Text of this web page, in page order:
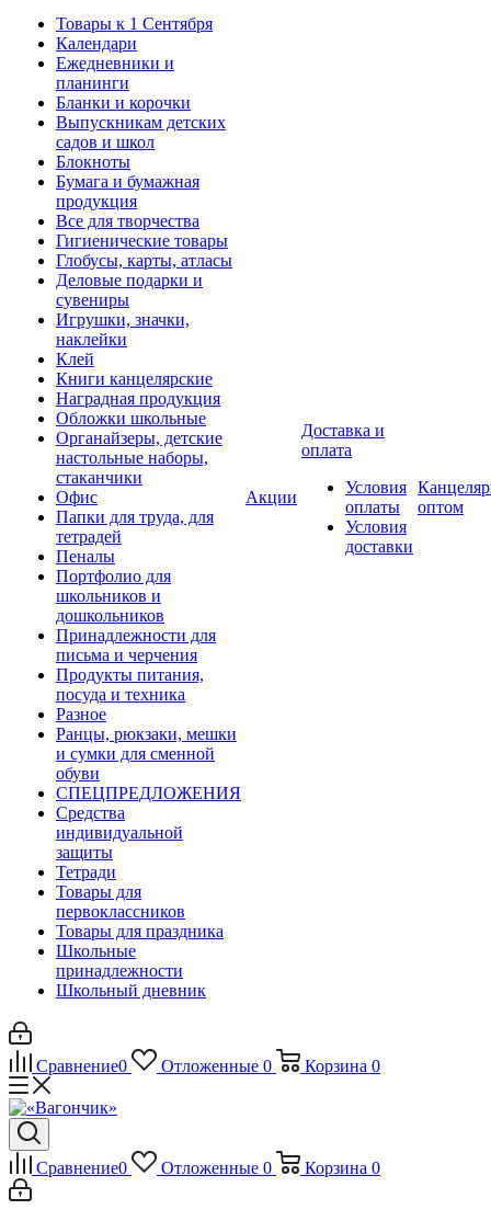
Товары к 1 Сентября
Календари
Ежедневники и
планинги
Бланки и корочки
Выпускникам детских
садов и школ
Блокноты
Бумага и бумажная
продукция
Все для творчества
Гигиенические товары
Глобусы, карты, атласы
Деловые подарки и
сувениры
Игрушки, значки,
наклейки
Клей
Книги канцелярские
Наградная продукция
Обложки школьные
Органайзеры, детские
настольные наборы,
стаканчики
Офис
Папки для труда, для
тетрадей
Пеналы
Портфолио для
школьников и
дошкольников
Принадлежности для
письма и черчения
Продукты питания,
посуда и техника
Разное
Ранцы, рюкзаки, мешки
и сумки для сменной
обуви
СПЕЦПРЕДЛОЖЕНИЯ
Средства
индивидуальной
защиты
Тетради
Товары для
первоклассников
Товары для праздника
Школьные
принадлежности
Школьный дневник
Акции
Доставка и
оплата
Условия
оплаты
Условия
доставки
оптом
Сравнение0 Отложенные 0 Корзина 0
Сравнение0 Отложенные 0 Корзина 0